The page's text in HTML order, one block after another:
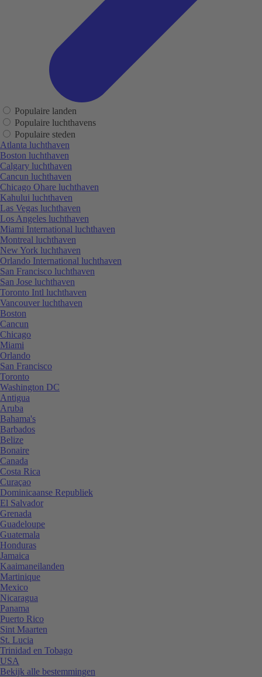
Populaire landen
Populaire luchthavens
Populaire steden
Atlanta luchthaven
Boston luchthaven
Calgary luchthaven
Cancun luchthaven
Chicago Ohare luchthaven
Kahului luchthaven
Las Vegas luchthaven
Los Angeles luchthaven
Miami International luchthaven
Montreal luchthaven
New York luchthaven
Orlando International luchthaven
San Francisco luchthaven
San Jose luchthaven
Toronto Intl luchthaven
Vancouver luchthaven
Boston
Cancun
Chicago
Miami
Orlando
San Francisco
Toronto
Washington DC
Antigua
Aruba
Bahama's
Barbados
Belize
Bonaire
Canada
Costa Rica
Curaçao
Dominicaanse Republiek
El Salvador
Grenada
Guadeloupe
Guatemala
Honduras
Jamaica
Kaaimaneilanden
Martinique
Mexico
Nicaragua
Panama
Puerto Rico
Sint Maarten
St. Lucia
Trinidad en Tobago
USA
Bekijk alle bestemmingen